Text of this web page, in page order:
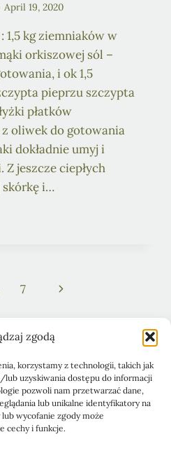
zgodą
korzystamy z technologii, takich jak
uzyskiwania dostępu do informacji
pozwoli nam przetwarzać dane,
lub unikalne identyfikatory na
wycofanie zgody może
cechy i funkcje.
April 19, 2020
1,5 kg ziemniaków w
orkiszowej sól –
i ok 1,5
pieprzu szczypta
płatków
oliwek do gotowania
dokładnie umyj i
jeszcze ciepłych
skórkę i…
7
Next
Page
i desery
Śniadania
Sałatki